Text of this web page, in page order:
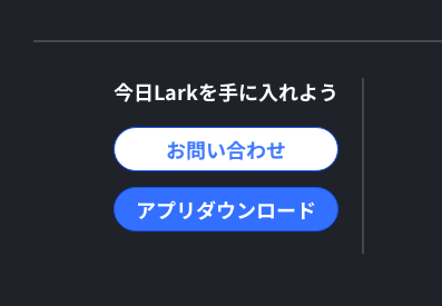
今日Larkを手に入れよう
お問い合わせ
アプリダウンロード